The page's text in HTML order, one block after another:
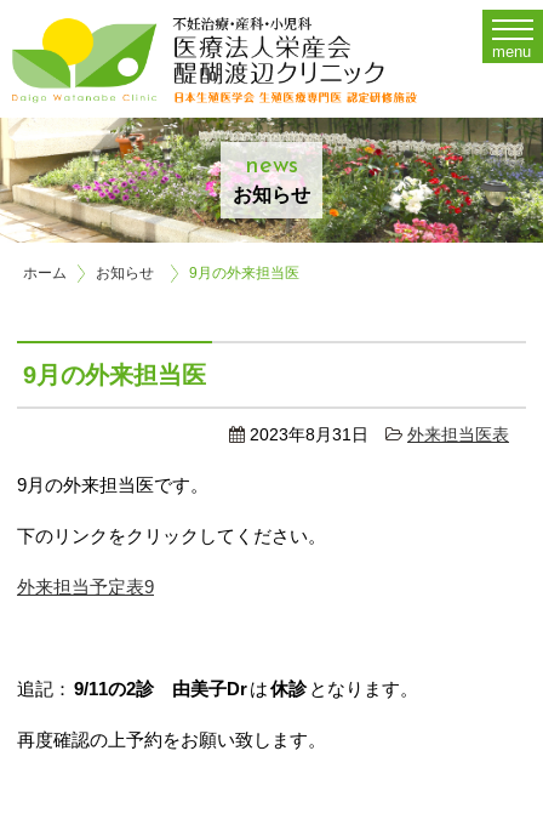
Menu
Home
診療時間・担当医・施設案内
不妊治療
婦人科
お問い合わせ
採用お問い合わせ
menu
news
お知らせ
ホーム お知らせ 9月の外来担当医
9月の外来担当医
2023年8月31日 外来担当医表
9月の外来担当医です。
下のリンクをクリックしてください。
外来担当予定表9
追記： 9/11の2診 由美子Drは休診 となります。
再度確認の上予約をお願い致します。